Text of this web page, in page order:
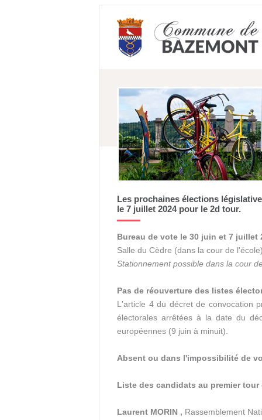
Les prochaines élections
le 7 juillet 2024 pour le 2d tour.
Bureau de vote le 30 juin et 7 juillet
Salle du Cèdre (dans la cour de
Stationnement possible dans la cour
Pas de réouverture des listes
L'article 4 du décret de convocation
électorales arrêtées à la date du
européennes (9 juin à minuit).
Absent ou dans l'impossibilité de
Liste des candidats au premier
Laurent MORIN , Rassemblement